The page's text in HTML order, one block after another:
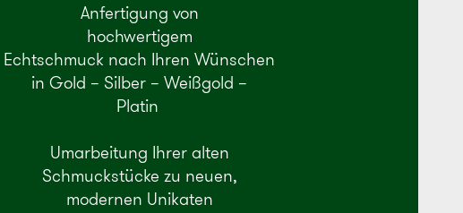
Anfertigung von
hochwertigem
Echtschmuck nach Ihren Wünschen
in Gold – Silber – Weißgold –
Platin
Umarbeitung Ihrer alten
Schmuckstücke zu neuen,
modernen Unikaten